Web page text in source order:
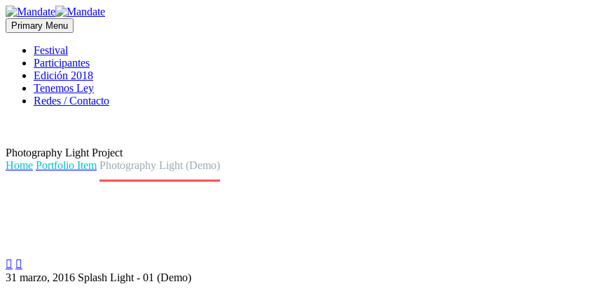
Primary Menu
Festival
Participantes
Edición 2018
Tenemos Ley
Redes / Contacto
Photography Light Project
Home Portfolio Item Photography Light (Demo)
 
31 marzo, 2016 Splash Light - 01 (Demo)